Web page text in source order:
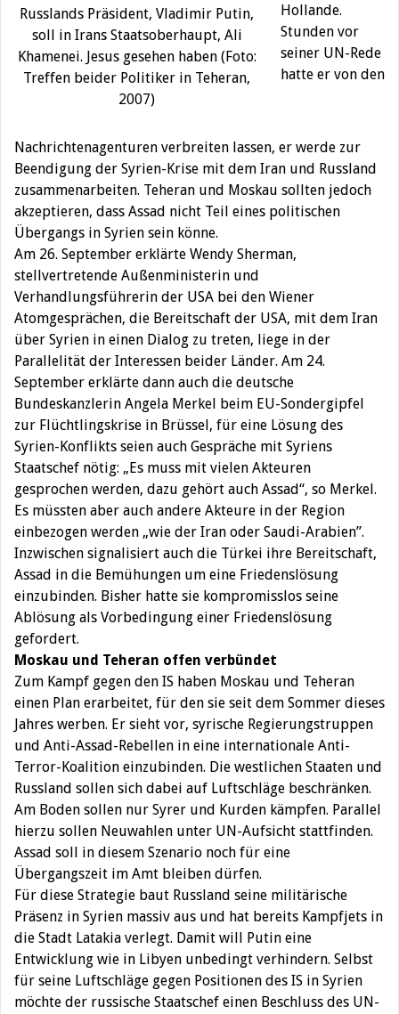
Russlands Präsident, Vladimir Putin,
soll in Irans Staatsoberhaupt, Ali
Khamenei. Jesus gesehen haben (Foto:
Treffen beider Politiker in Teheran,
2007)
Hollande.
Stunden vor
seiner UN-Rede
hatte er von den
Nachrichtenagenturen verbreiten lassen, er werde zur
Beendigung der Syrien-Krise mit dem Iran und Russland
zusammenarbeiten. Teheran und Moskau sollten jedoch
akzeptieren, dass Assad nicht Teil eines politischen
Übergangs in Syrien sein könne.
Am 26. September erklärte Wendy Sherman,
stellvertretende Außenministerin und
Verhandlungsführerin der USA bei den Wiener
Atomgesprächen, die Bereitschaft der USA, mit dem Iran
über Syrien in einen Dialog zu treten, liege in der
Parallelität der Interessen beider Länder. Am 24.
September erklärte dann auch die deutsche
Bundeskanzlerin Angela Merkel beim EU-Sondergipfel
zur Flüchtlingskrise in Brüssel, für eine Lösung des
Syrien-Konflikts seien auch Gespräche mit Syriens
Staatschef nötig: „Es muss mit vielen Akteuren
gesprochen werden, dazu gehört auch Assad“, so Merkel.
Es müssten aber auch andere Akteure in der Region
einbezogen werden „wie der Iran oder Saudi-Arabien”.
Inzwischen signalisiert auch die Türkei ihre Bereitschaft,
Assad in die Bemühungen um eine Friedenslösung
einzubinden. Bisher hatte sie kompromisslos seine
Ablösung als Vorbedingung einer Friedenslösung
gefordert.
Moskau und Teheran offen verbündet
Zum Kampf gegen den IS haben Moskau und Teheran
einen Plan erarbeitet, für den sie seit dem Sommer dieses
Jahres werben. Er sieht vor, syrische Regierungstruppen
und Anti-Assad-Rebellen in eine internationale Anti-
Terror-Koalition einzubinden. Die westlichen Staaten und
Russland sollen sich dabei auf Luftschläge beschränken.
Am Boden sollen nur Syrer und Kurden kämpfen. Parallel
hierzu sollen Neuwahlen unter UN-Aufsicht stattfinden.
Assad soll in diesem Szenario noch für eine
Übergangszeit im Amt bleiben dürfen.
Für diese Strategie baut Russland seine militärische
Präsenz in Syrien massiv aus und hat bereits Kampfjets in
die Stadt Latakia verlegt. Damit will Putin eine
Entwicklung wie in Libyen unbedingt verhindern. Selbst
für seine Luftschläge gegen Positionen des IS in Syrien
möchte der russische Staatschef einen Beschluss des UN-